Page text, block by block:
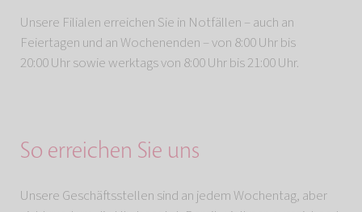
Unsere Filialen erreichen Sie in Notfällen – auch an
Feiertagen und an Wochenenden – von 8:00 Uhr bis
20:00 Uhr sowie werktags von 8:00 Uhr bis 21:00 Uhr.
So erreichen Sie uns
Unsere Geschäftsstellen sind an jedem Wochentag, aber